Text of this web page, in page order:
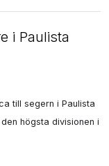
i Paulista
till segern i Paulista
högsta divisionen i